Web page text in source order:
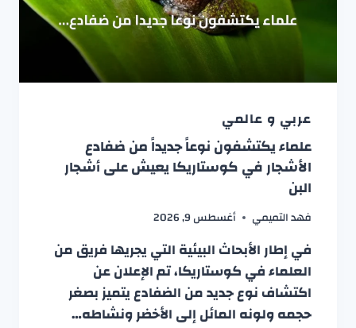
عربي و عالمي
علماء يكتشفون نوعاً جديداً من ضفادع
الأشجار في كوستاريكا يعيش على أشجار
البن
فهد التميمي أغسطس 9, 2026
في إطار الأبحاث البيئية التي يجريها فريق من
العلماء في كوستاريكا، تم الإعلان عن
اكتشاف نوع جديد من الضفادع يتميز بصغر
حجمه ولونه المائل إلى الأخضر ونشاطه…